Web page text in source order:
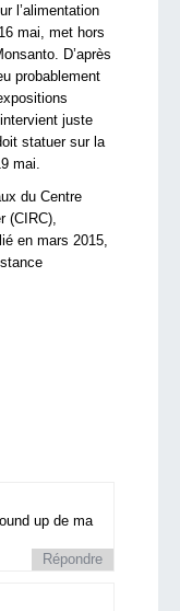
l’alimentation
mai, met hors
D’après
probablement
juste
statuer sur la
mai.
du Centre
(CIRC),
en mars 2015,
up de ma
Répondre